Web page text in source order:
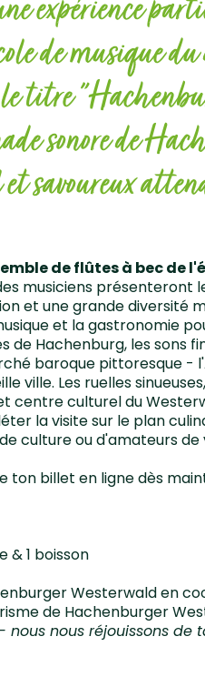
expérience
de musique
titre
sonore de
et savoureux
de flûtes à bec de
musiciens
et une grande diversité
et la gastronomie
de Hachenburg, les
baroque pittoresque -
ville. Les ruelles
centre culturel du
la visite sur le plan
culture ou d'amateurs
ton billet en ligne dès
& 1 boisson
Westerwald en
de Hachenburger
nous réjouissons de